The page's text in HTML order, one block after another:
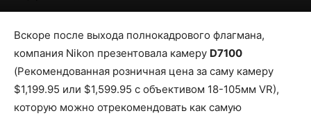
Вскоре после выхода полнокадрового флагмана,
компания Nikon презентовала камеру D7100
(Рекомендованная розничная цена за саму камеру
$1,199.95 или $1,599.95 с объективом 18-105мм VR),
которую можно отрекомендовать как самую